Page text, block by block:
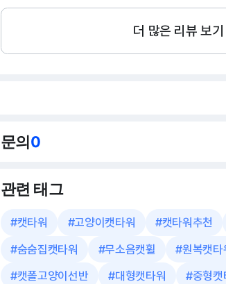
더 많은 리뷰 보기
문의0
관련 태그
#캣타워 #고양이캣타워 #캣타워추천
#숨숨집캣타워 #무소음캣휠 #원복캣타
#캣폴고양이선반 #대형캣타워 #중형캣